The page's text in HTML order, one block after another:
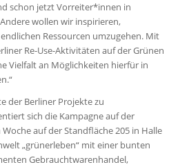
schon jetzt Vorreiter*innen in
wollen wir inspirieren,
Ressourcen umzugehen. Mit
Re-Use-Aktivitäten auf der Grünen
Vielfalt an Möglichkeiten hierfür in
der Berliner Projekte zu
sich die Kampagne auf der
auf der Standfläche 205 in Halle
„grünerleben“ mit einer bunten
Gebrauchtwarenhandel,